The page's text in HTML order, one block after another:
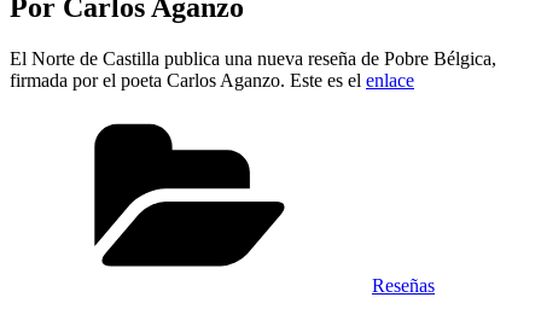
Por Carlos Aganzo
El Norte de Castilla publica una nueva reseña de Pobre Bélgica,
firmada por el poeta Carlos Aganzo. Este es el enlace
Reseñas